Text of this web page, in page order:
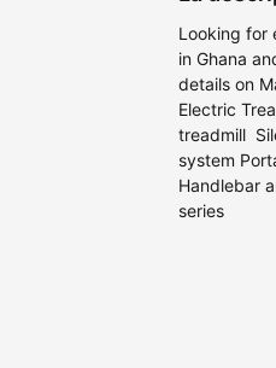
Looking for
in Ghana
details on
Electric
treadmill
system
Handlebar
series